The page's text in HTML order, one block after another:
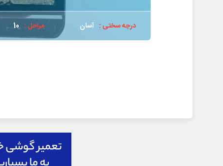
درجه سختی : آسان مراحل : 10